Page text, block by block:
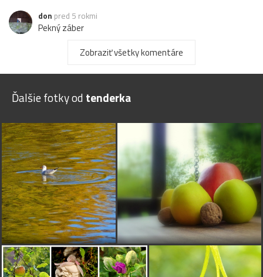
don pred 5 rokmi
Pekný záber
pred 5 rokmi
Pekné farby
pepo55pred 5 rokmi
pekné foto
Zobraziť všetky komentáre
Ďalšie fotky od tenderka